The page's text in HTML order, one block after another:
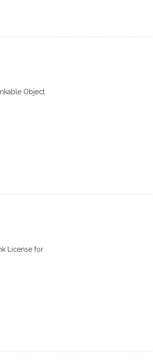
Object
License for